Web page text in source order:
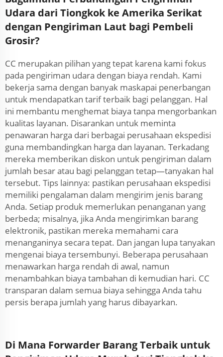
Udara dari Tiongkok ke Amerika Serikat
dengan Pengiriman Laut bagi Pembeli
Grosir?
CC merupakan pilihan yang tepat karena kami fokus
pada pengiriman udara dengan biaya rendah. Kami
bekerja sama dengan banyak maskapai penerbangan
untuk mendapatkan tarif terbaik bagi pelanggan. Hal
ini membantu menghemat biaya tanpa mengorbankan
kualitas layanan. Disarankan untuk meminta
penawaran harga dari berbagai perusahaan ekspedisi
guna membandingkan harga dan layanan. Terkadang
mereka memberikan diskon untuk pengiriman dalam
jumlah besar atau bagi pelanggan tetap—tanyakan hal
tersebut. Tips lainnya: pastikan perusahaan ekspedisi
memiliki pengalaman dalam mengirim jenis barang
Anda. Setiap produk memerlukan penanganan yang
berbeda; misalnya, jika Anda mengirimkan barang
elektronik, pastikan mereka memahami cara
menanganinya secara tepat. Dan jangan lupa tanyakan
mengenai biaya tersembunyi. Beberapa perusahaan
menawarkan harga rendah di awal, namun
menambahkan biaya tambahan di kemudian hari. CC
transparan dalam semua biaya sehingga Anda tahu
persis berapa jumlah yang harus dibayarkan.
Di Mana Forwarder Barang Terbaik untuk